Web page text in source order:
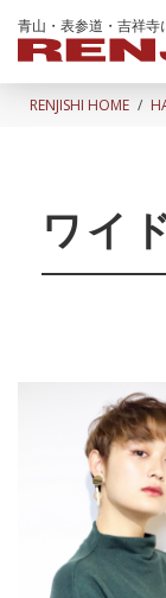
青山・表参道・吉祥寺
RENJISHI HOME
ワイ